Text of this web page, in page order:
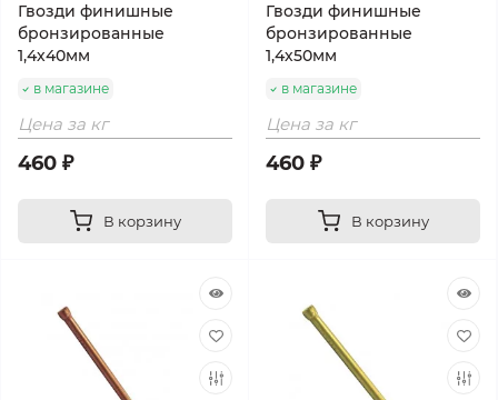
Гвозди финишные
бронзированные
1,4х40мм
в магазине
Цена за кг
460 ₽
В корзину
Гвозди финишные
бронзированные
1,4х50мм
в магазине
Цена за кг
460 ₽
В корзину